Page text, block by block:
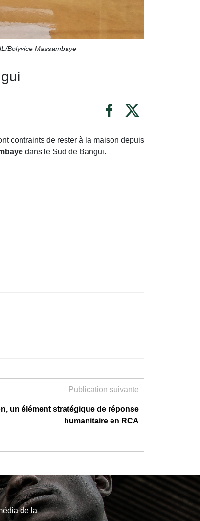
Bolyvice Massambaye
contraints de rester à la maison depuis
dans le Sud de Bangui.
Publication suivante
un élément stratégique de réponse
humanitaire en RCA
de la